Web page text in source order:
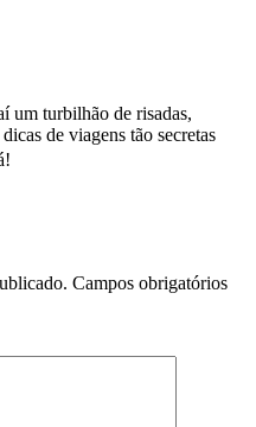
um turbilhão de risadas,
de viagens tão secretas
Campos obrigatórios